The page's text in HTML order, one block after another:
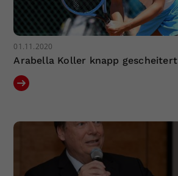
01.11.2020
Arabella Koller knapp gescheitert